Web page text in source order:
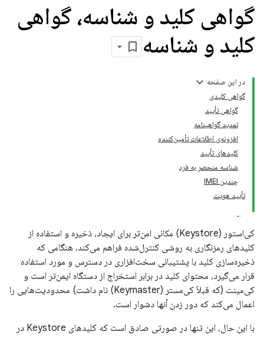
گواهی کلید و شناسه، گواهی
کلید و شناسه
در این صفحه
گواهی کلیدی
گواهی تأیید
تمدید گواهینامه
افزونه‌ی اطلاعات تأمین‌کننده
کلیدهای تأیید
شناسه منحصر به فرد
چندین IMEI
تأیید هویت
کی‌استور (Keystore) مکانی امن‌تر برای ایجاد، ذخیره و استفاده از
کلیدهای رمزنگاری به روشی کنترل‌شده فراهم می‌کند. هنگامی که
ذخیره‌سازی کلید با پشتیبانی سخت‌افزاری در دسترس و مورد استفاده
قرار می‌گیرد، محتوای کلید در برابر استخراج از دستگاه ایمن‌تر است و
کی‌مینت (که قبلاً کی‌مستر (Keymaster) نام داشت) محدودیت‌هایی را
اعمال می‌کند که دور زدن آنها دشوار است.
با این حال، این تنها در صورتی صادق است که کلیدهای Keystore در